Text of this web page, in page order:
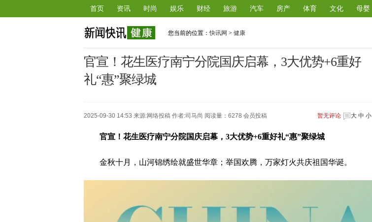
首页 资讯 时尚 娱乐 财经 旅游 汽车 房产 体育 文化 母婴
您当前的位置：快讯网 > 健康
官宣！花生医疗南宁分院国庆启幕，3大优势+6重好
礼“惠”聚绿城
2025-09-30 14:53 来源:网络投稿 作者:司马尚 阅读量：6278 会员投稿 大 中 小
暂无评论
官宣！花生医疗南宁分院国庆启幕， 3大优势+6重好礼“惠”聚绿城
金秋十月，山河锦绣绘就盛世华章；举国欢腾，万家灯火共庆祖国华诞。